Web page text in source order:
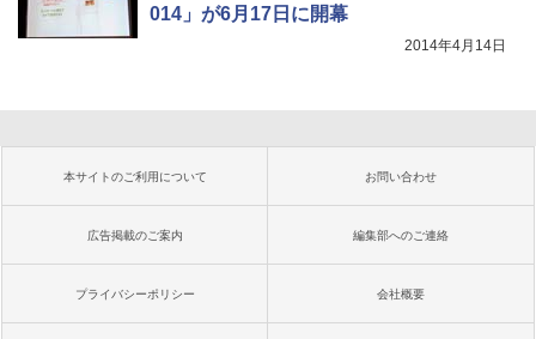
014」が6月17日に開幕
2014年4月14日
本サイトのご利用について お問い合わせ
広告掲載のご案内 編集部へのご連絡
プライバシーポリシー 会社概要